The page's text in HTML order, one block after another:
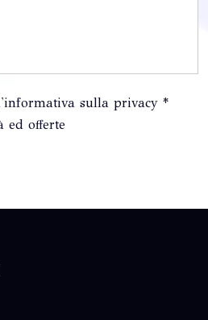
sulla privacy *
ed offerte